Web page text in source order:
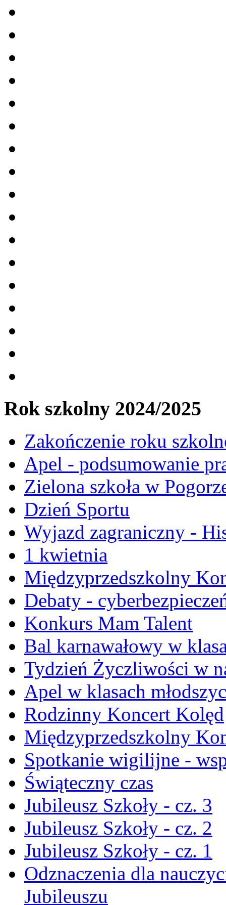
Rok szkolny 2024/2025
Zakończenie roku
Apel - podsumowanie
Zielona szkoła w
Dzień Sportu
Wyjazd zagraniczny -
1 kwietnia
Międzyprzedszkolny
Debaty -
Konkurs Mam Talent
Bal karnawałowy w
Tydzień Życzliwości w
Apel w klasach
Rodzinny Koncert Kolęd
Międzyprzedszkolny
Spotkanie wigilijne -
Świąteczny czas
Jubileusz Szkoły - cz. 3
Jubileusz Szkoły - cz. 2
Jubileusz Szkoły - cz. 1
Odznaczenia dla
Jubileuszu